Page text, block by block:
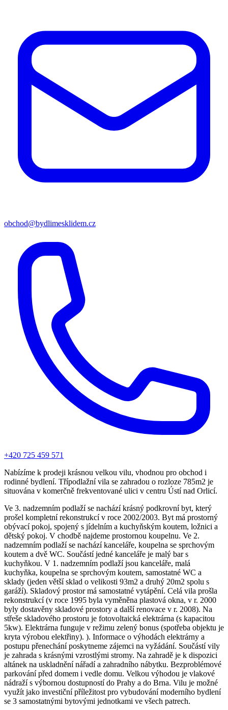
obchod@bydlimesklidem.cz
+420 725 459 571
Nabízíme k prodeji krásnou velkou vilu, vhodnou pro obchod i
rodinné bydlení. Třípodlažní vila se zahradou o rozloze 785m2 je
situována v komerčně frekventované ulici v centru Ústí nad Orlicí.
Ve 3. nadzemním podlaží se nachází krásný podkrovní byt, který
prošel kompletní rekonstrukcí v roce 2002/2003. Byt má prostorný
obývací pokoj, spojený s jídelním a kuchyňským koutem, ložnici a
dětský pokoj. V chodbě najdeme prostornou koupelnu. Ve 2.
nadzemním podlaží se nachází kanceláře, koupelna se sprchovým
koutem a dvě WC. Součástí jedné kanceláře je malý bar s
kuchyňkou. V 1. nadzemním podlaží jsou kanceláře, malá
kuchyňka, koupelna se sprchovým koutem, samostatné WC a
sklady (jeden větší sklad o velikosti 93m2 a druhý 20m2 spolu s
garáží). Skladový prostor má samostatné vytápění. Celá vila prošla
rekonstrukcí (v roce 1995 byla vyměněna plastová okna, v r. 2000
byly dostavěny skladové prostory a další renovace v r. 2008). Na
střeše skladového prostoru je fotovoltaická elektrárna (s kapacitou
5kw). Elektrárna funguje v režimu zelený bonus (spotřeba objektu je
kryta výrobou elektřiny). ). Informace o výhodách elektrárny a
postupu přenechání poskytneme zájemci na vyžádání. Součástí vily
je zahrada s krásnými vzrostlými stromy. Na zahradě je k dispozici
altánek na uskladnění nářadí a zahradního nábytku. Bezproblémové
parkování před domem i vedle domu. Velkou výhodou je vlakové
nádraží s výbornou dostupností do Prahy a do Brna. Vilu je možné
využít jako investiční příležitost pro vybudování moderního bydlení
se 3 samostatnými bytovými jednotkami ve všech patrech.